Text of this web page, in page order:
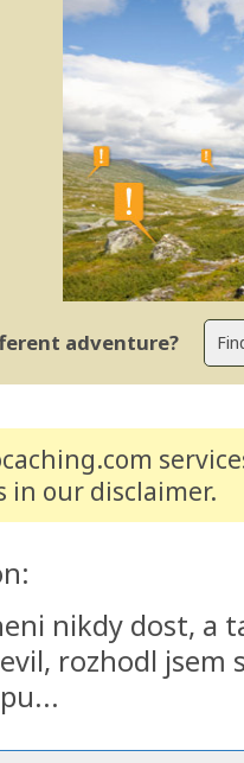
adventure?
in our disclaimer.
nikdy dost, a
rozhodl jsem